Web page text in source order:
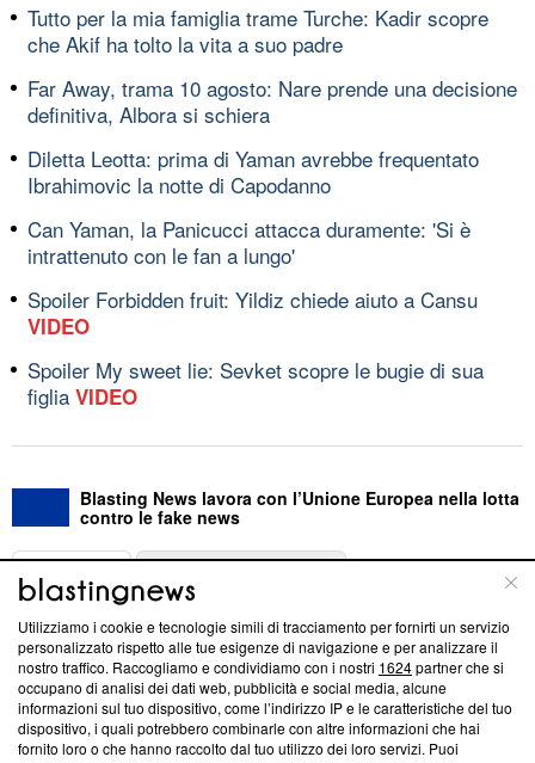
Tutto per la mia famiglia trame Turche: Kadir scopre
che Akif ha tolto la vita a suo padre
Far Away, trama 10 agosto: Nare prende una decisione
definitiva, Albora si schiera
Diletta Leotta: prima di Yaman avrebbe frequentato
Ibrahimovic la notte di Capodanno
Can Yaman, la Panicucci attacca duramente: 'Si è
intrattenuto con le fan a lungo'
Spoiler Forbidden fruit: Yildiz chiede aiuto a Cansu
VIDEO
Spoiler My sweet lie: Sevket scopre le bugie di sua
figlia VIDEO
Blasting News lavora con l’Unione Europea nella lotta
contro le fake news
ABOUT
Questa sezione offre informazioni trasparenti su Blasting
News, sui nostri processi editoriali e su come ci impegniamo a
creare news di qualità. Inoltre, afferma la nostra aderenza a
‘Trust Project - News with Integrity’Blasting News non è
ancora membro del programma, ma ha richiesto di farne
Utilizziamo i cookie e tecnologie simili di tracciamento per fornirti un servizio
personalizzato rispetto alle tue esigenze di navigazione e per analizzare il
nostro traffico. Raccogliamo e condividiamo con i nostri 1624partner che si
occupano di analisi dei dati web, pubblicità e social media, alcune
informazioni sul tuo dispositivo, come l’indirizzo IP e le caratteristiche del tuo
dispositivo, i quali potrebbero combinarle con altre informazioni che hai
fornito loro o che hanno raccolto dal tuo utilizzo dei loro servizi. Puoi